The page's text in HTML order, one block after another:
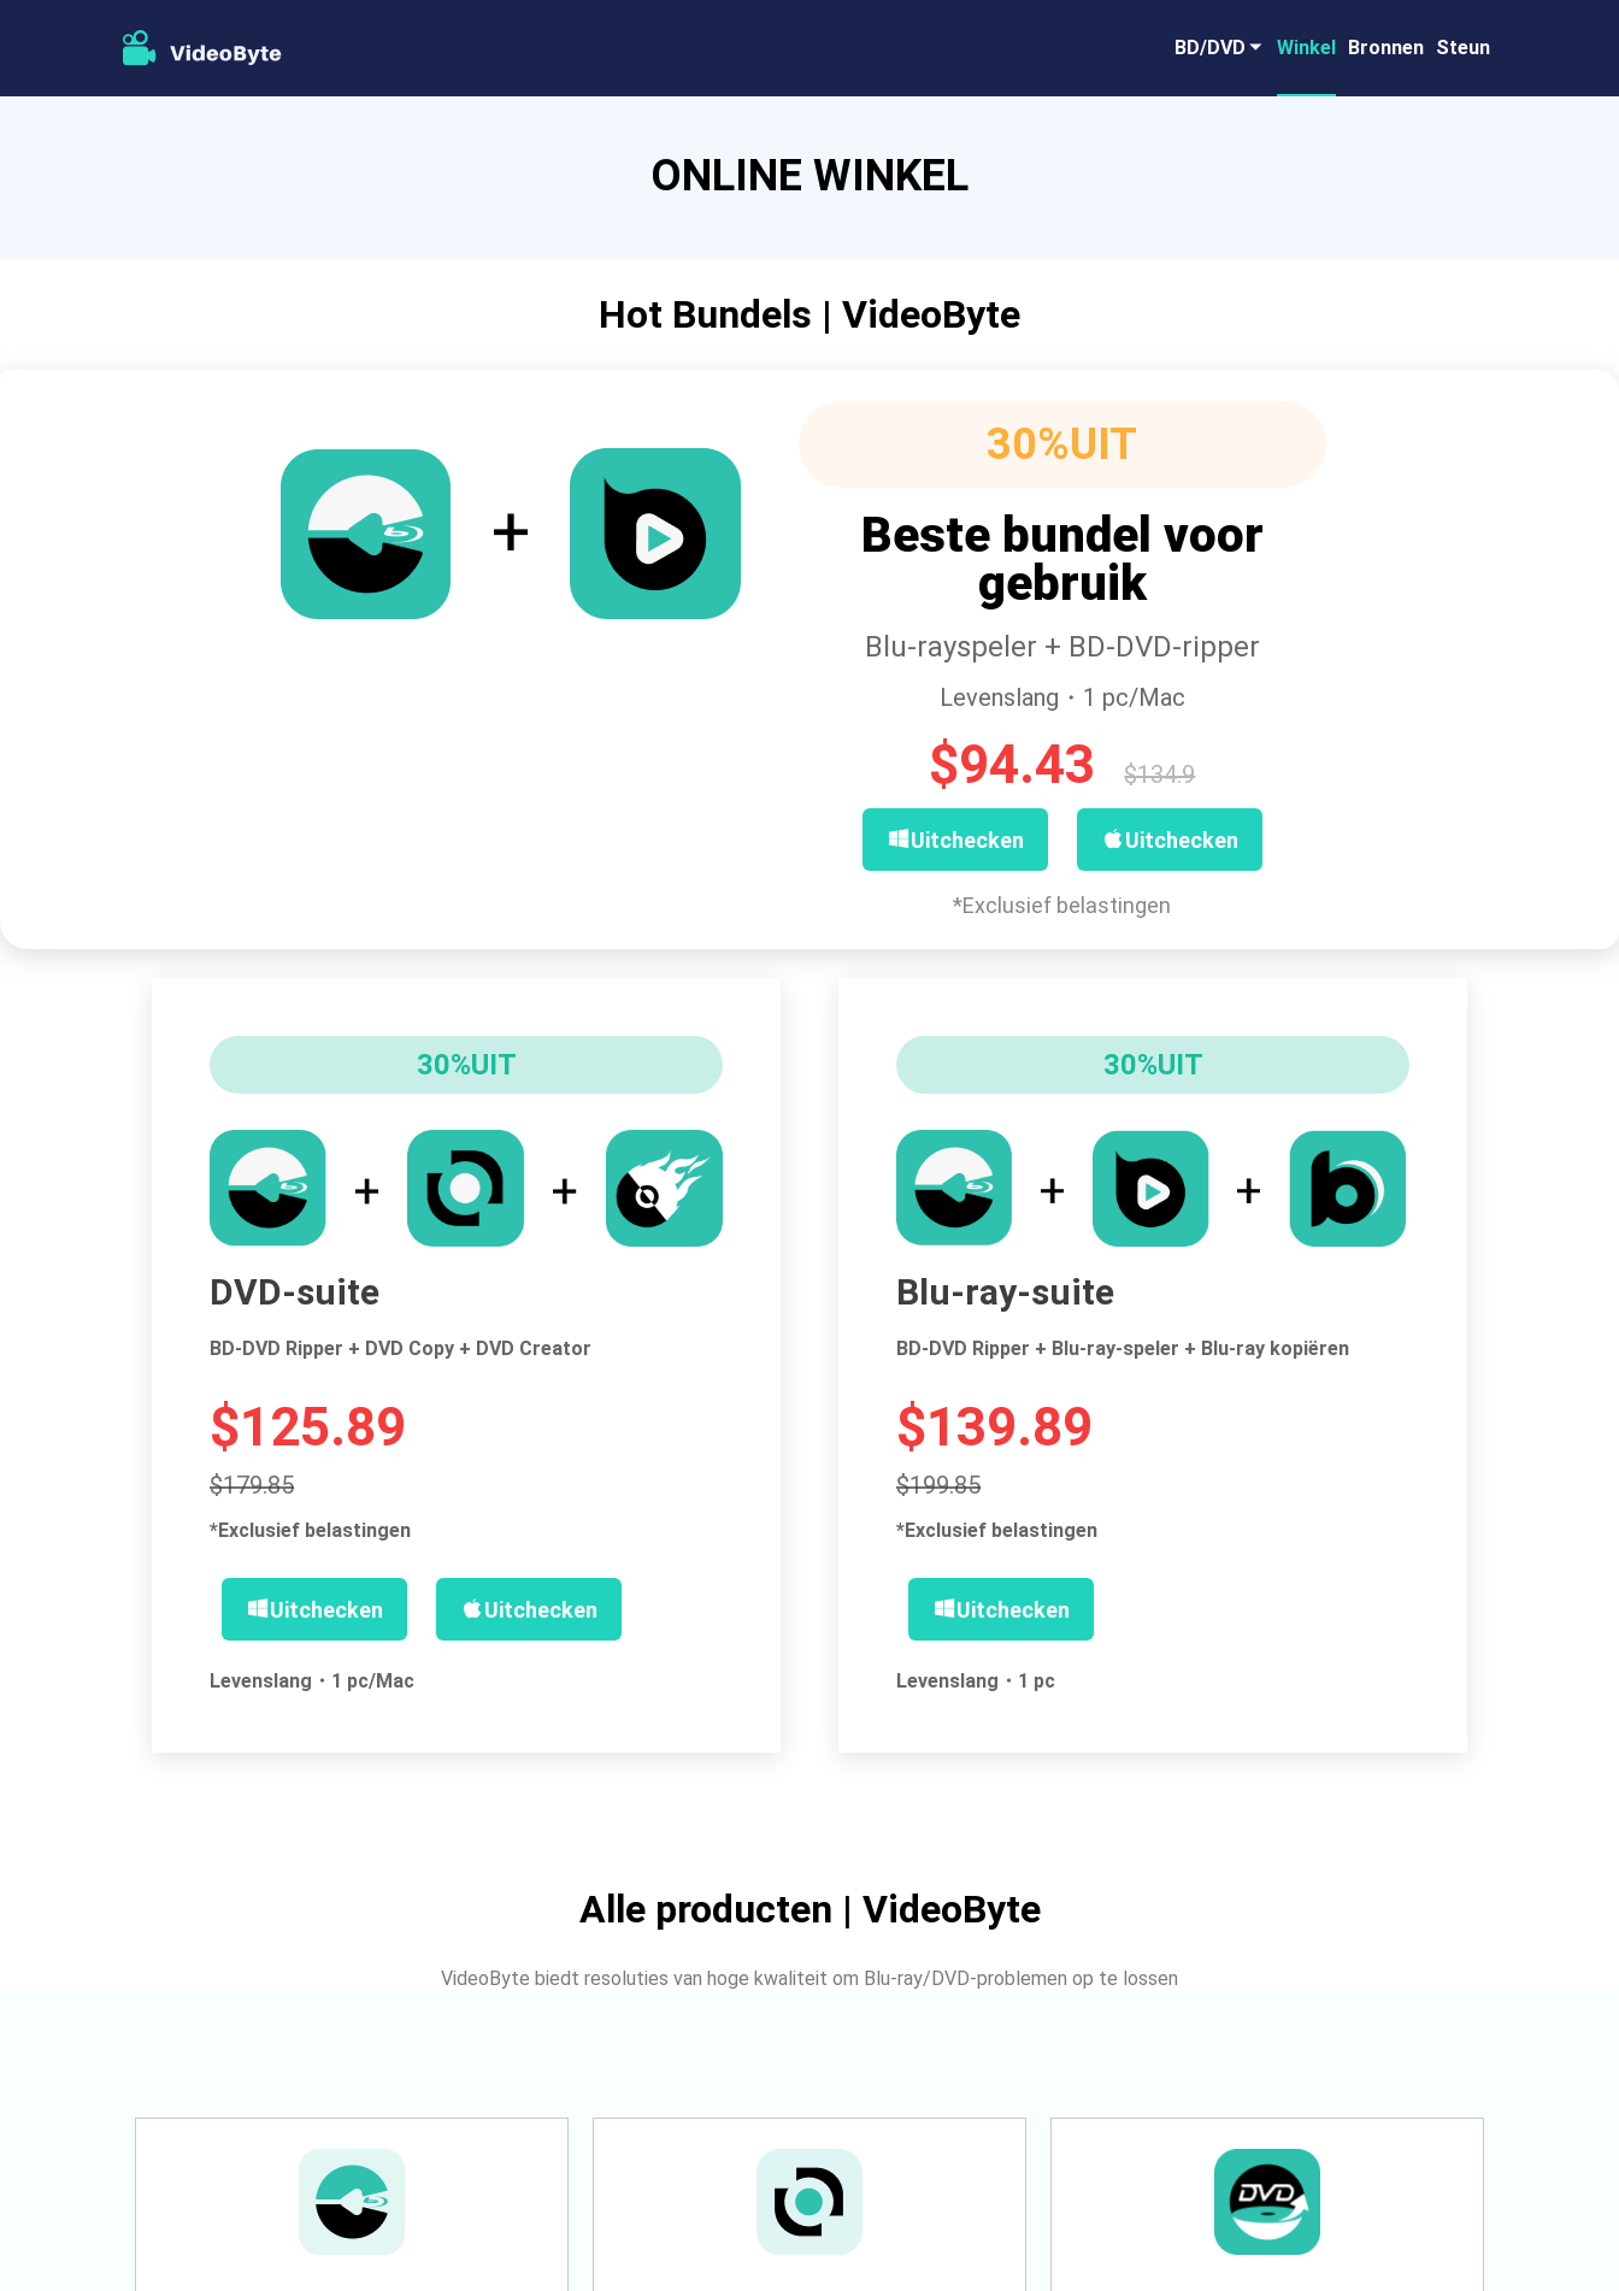
BD/DVD Winkel Bronnen Steun
ONLINE WINKEL
Hot Bundels | VideoByte
30%UIT
Beste bundel voor
gebruik
Blu-rayspeler + BD-DVD-ripper
Levenslang・1 pc/Mac
$94.43 $134.9
Uitchecken Uitchecken
*Exclusief belastingen
30%UIT
DVD-suite
BD-DVD Ripper + DVD Copy + DVD Creator
$125.89
$179.85
*Exclusief belastingen
Uitchecken Uitchecken
Levenslang・1 pc/Mac
30%UIT
Blu-ray-suite
BD-DVD Ripper + Blu-ray-speler + Blu-ray kopiëren
$139.89
$199.85
*Exclusief belastingen
Uitchecken
Levenslang・1 pc
Alle producten | VideoByte
VideoByte biedt resoluties van hoge kwaliteit om Blu-ray/DVD-problemen op te lossen